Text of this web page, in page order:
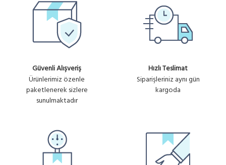
Güvenli Alışveriş
Ürünlerimiz özenle
paketlenerek sizlere
sunulmaktadır
Hızlı Teslimat
Siparişleriniz aynı gün
kargoda